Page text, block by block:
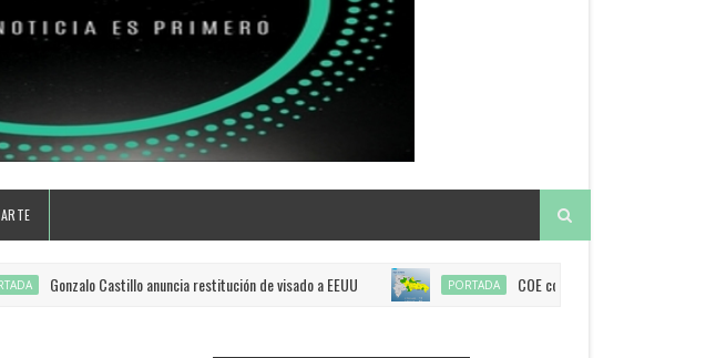
ARTE
Gonzalo Castillo anuncia restitución de visado a EEUU PORTADA COE coloca a 12 provincias en alerta